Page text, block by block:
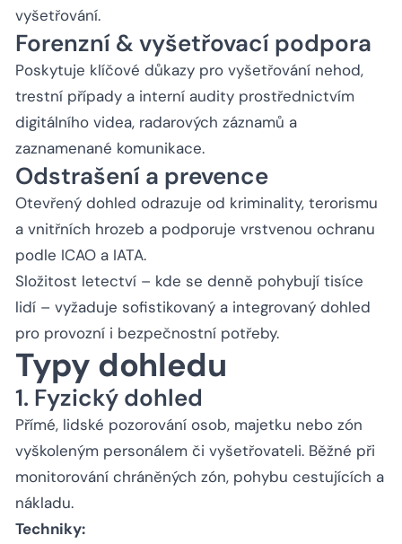
vyšetřování.
Forenzní & vyšetřovací podpora
Poskytuje klíčové důkazy pro vyšetřování nehod,
trestní případy a interní audity prostřednictvím
digitálního videa, radarových záznamů a
zaznamenané komunikace.
Odstrašení a prevence
Otevřený dohled odrazuje od kriminality, terorismu
a vnitřních hrozeb a podporuje vrstvenou ochranu
podle ICAO a IATA.
Složitost letectví – kde se denně pohybují tisíce
lidí – vyžaduje sofistikovaný a integrovaný dohled
pro provozní i bezpečnostní potřeby.
Typy dohledu
1. Fyzický dohled
Přímé, lidské pozorování osob, majetku nebo zón
vyškoleným personálem či vyšetřovateli. Běžné při
monitorování chráněných zón, pohybu cestujících a
nákladu.
Techniky: